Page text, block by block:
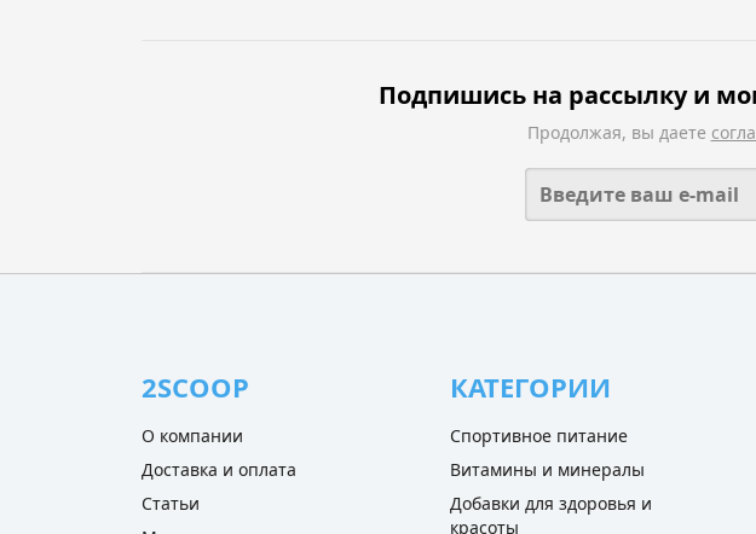
Подпишись на рассылку и
Продолжая, вы даете
2SCOOP
О компании
Доставка и оплата
Статьи
КАТЕГОРИИ
Спортивное питание
Витамины и минералы
Добавки для здоровья и
красоты